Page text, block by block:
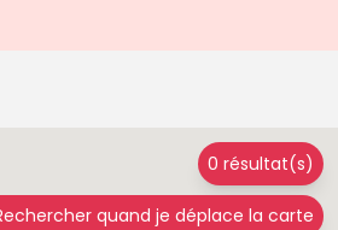
0 résultat(s)
quand je déplace la carte